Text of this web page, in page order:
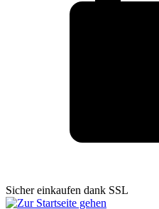
Sicher einkaufen dank SSL